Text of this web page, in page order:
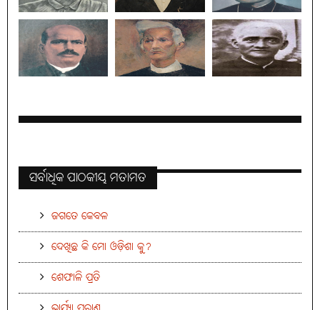
ସର୍ବାଧିକ ପାଠକୀୟ ମତାମତ
ଜଗତେ କେବଳ
ଦେଖିଛ କି ମୋ ଓଡ଼ିଶା କୁ?
ଶେଫାଳି ପ୍ରତି